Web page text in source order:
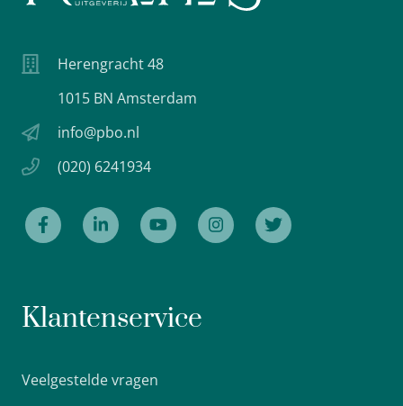
Herengracht 48
1015 BN Amsterdam
info@pbo.nl
(020) 6241934
Klantenservice
Veelgestelde vragen